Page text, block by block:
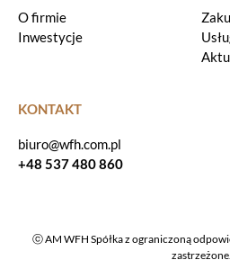
O firmie
Inwestycje
KONTAKT
biuro@wfh.com.pl
+48 537 480 860
ⓒ AM WFH Spółka z ograniczoną
zastrzeżone.